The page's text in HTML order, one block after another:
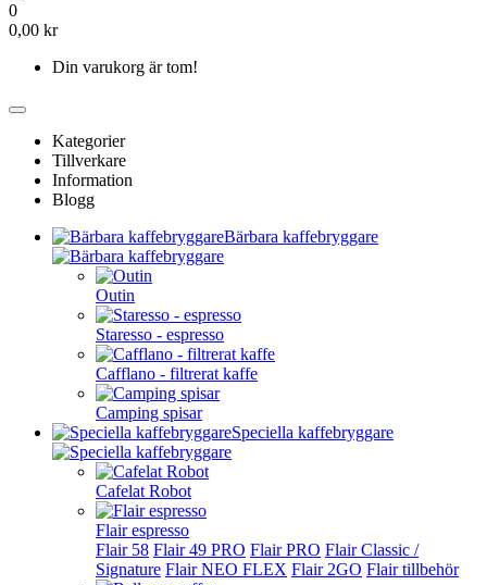
0
0,00 kr
Din varukorg är tom!
Kategorier
Tillverkare
Information
Blogg
Bärbara kaffebryggare
Outin
Staresso - espresso
Cafflano - filtrerat kaffe
Camping spisar
Speciella kaffebryggare
Cafelat Robot
Flair espresso
Flair 58 Flair 49 PRO Flair PRO Flair Classic /
Signature Flair NEO FLEX Flair 2GO Flair tillbehör